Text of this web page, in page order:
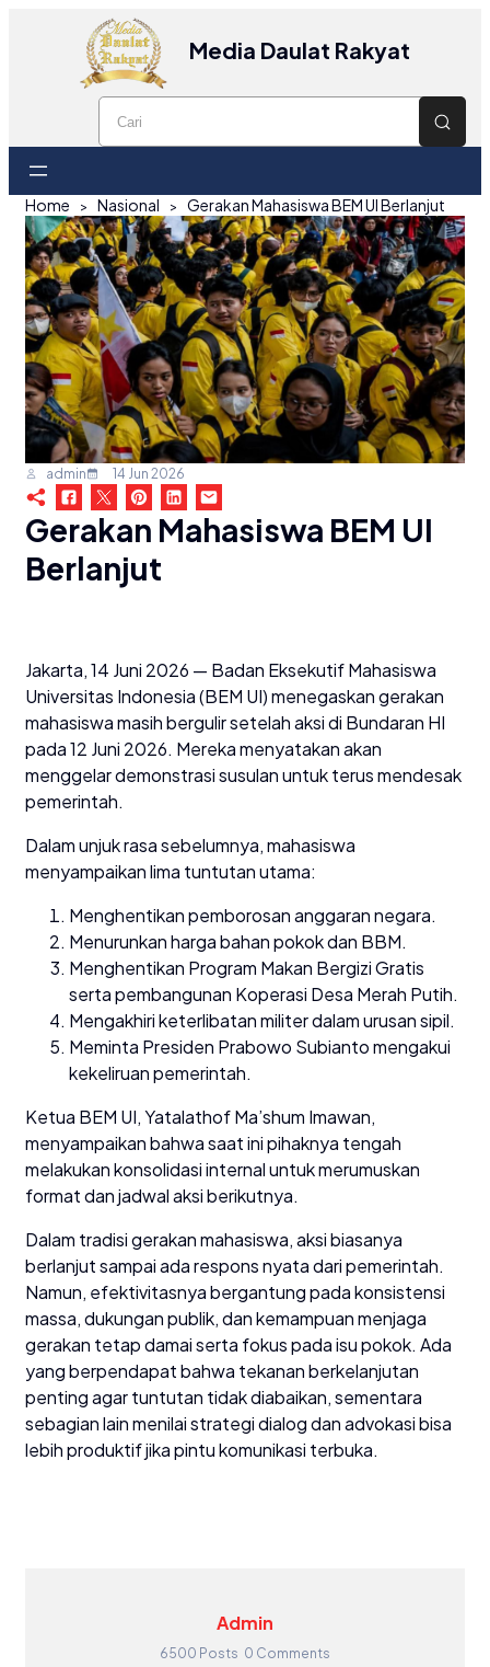
Media Daulat Rakyat
Home Nasional Gerakan Mahasiswa BEM UI Berlanjut
admin 14 Jun 2026
Gerakan Mahasiswa BEM UI
Berlanjut
Jakarta, 14 Juni 2026 — Badan Eksekutif Mahasiswa
Universitas Indonesia (BEM UI) menegaskan gerakan
mahasiswa masih bergulir setelah aksi di Bundaran HI
pada 12 Juni 2026. Mereka menyatakan akan
menggelar demonstrasi susulan untuk terus mendesak
pemerintah.
Dalam unjuk rasa sebelumnya, mahasiswa
menyampaikan lima tuntutan utama:
Menghentikan pemborosan anggaran negara.
Menurunkan harga bahan pokok dan BBM.
Menghentikan Program Makan Bergizi Gratis
serta pembangunan Koperasi Desa Merah Putih.
Mengakhiri keterlibatan militer dalam urusan sipil.
Meminta Presiden Prabowo Subianto mengakui
kekeliruan pemerintah.
Ketua BEM UI, Yatalathof Ma’shum Imawan,
menyampaikan bahwa saat ini pihaknya tengah
melakukan konsolidasi internal untuk merumuskan
format dan jadwal aksi berikutnya.
Dalam tradisi gerakan mahasiswa, aksi biasanya
berlanjut sampai ada respons nyata dari pemerintah.
Namun, efektivitasnya bergantung pada konsistensi
massa, dukungan publik, dan kemampuan menjaga
gerakan tetap damai serta fokus pada isu pokok. Ada
yang berpendapat bahwa tekanan berkelanjutan
penting agar tuntutan tidak diabaikan, sementara
sebagian lain menilai strategi dialog dan advokasi bisa
lebih produktif jika pintu komunikasi terbuka.
Admin
6500 Posts 0 Comments